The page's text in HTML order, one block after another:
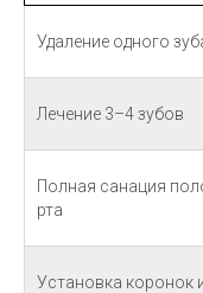
Удаление одного
Лечение 3–4 зубов
Полная санация
рта
Установка коронок